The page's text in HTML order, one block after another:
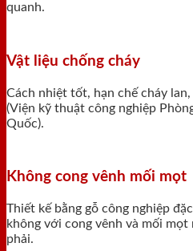
quanh.
Vật liệu chống cháy
Cách nhiệt tốt, hạn chế cháy
(Viện kỹ thuật công nghiệp
Quốc).
Không cong vênh mối mọt
Thiết kế bằng gỗ công nghiệp
không với cong vênh và mối
phải.